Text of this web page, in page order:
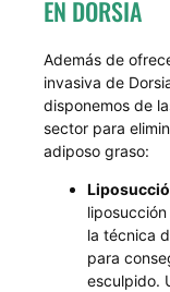
EN DORSIA
Además de
invasiva de
disponemos de
sector para
adiposo graso:
la técnica
para
esculpido.